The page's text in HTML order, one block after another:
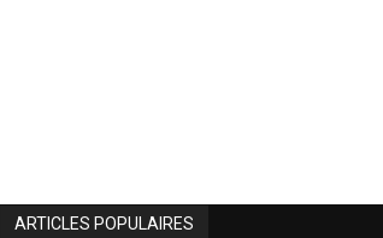
ARTICLES POPULAIRES